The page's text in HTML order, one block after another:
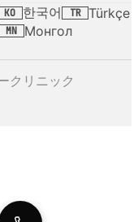
KO 한국어 TR Türkçe
MN Монгол
クリニック